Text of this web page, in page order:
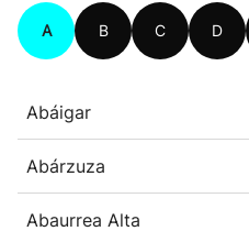
A B C D
Abáigar
Abárzuza
Abaurrea Alta